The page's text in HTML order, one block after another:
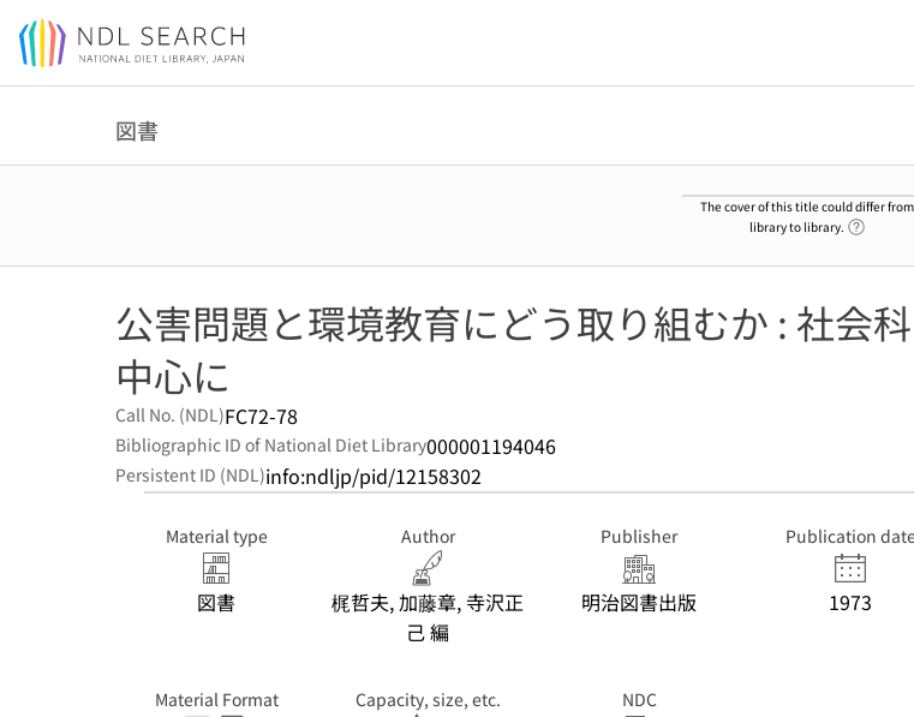
Jump to main content
図書
The cover of this title could differ from
library to library.
公害問題と環境教育にどう取り組むか : 社会
中心に
Call No. (NDL)FC72-78
Bibliographic ID of National Diet Library000001194046
Persistent ID (NDL)info:ndljp/pid/12158302
Material type
図書
Author
梶哲夫, 加藤章, 寺沢正
己 編
Publisher
明治図書出版
Publication
1973
Material Format Capacity, size, etc. NDC